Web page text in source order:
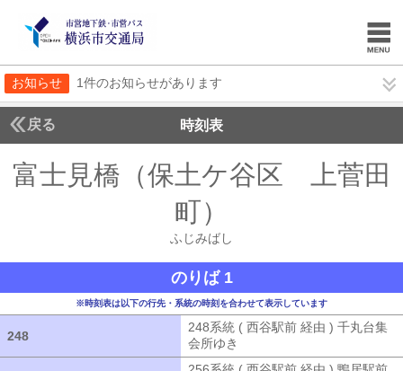
お知らせ 1件のお知らせがあります
戻る 時刻表
富士見橋（保土ケ谷区 上菅田
町）
ふじみばし
のりば 1
※時刻表は以下の行先・系統の時刻を合わせて表示しています
248
248系統 ( 西谷駅前 経由 ) 千丸台集
会所ゆき